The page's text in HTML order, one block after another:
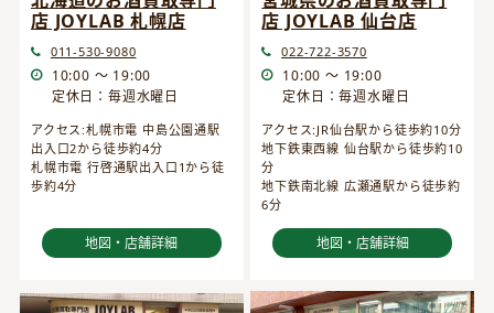
店 JOYLAB 札幌店
011-530-9080
10:00 ～ 19:00
定休日：毎週水曜日
アクセス:札幌市電 中島公園通駅
出入口2から徒歩約4分
札幌市電 行啓通駅出入口1から徒
歩約4分
地図・店舗詳細
店 JOYLAB 仙台店
022-722-3570
10:00 ～ 19:00
定休日：毎週水曜日
アクセス:JR仙台駅から徒歩約10分
地下鉄東西線 仙台駅から徒歩約10
分
地下鉄南北線 広瀬通駅から徒歩約
6分
地図・店舗詳細